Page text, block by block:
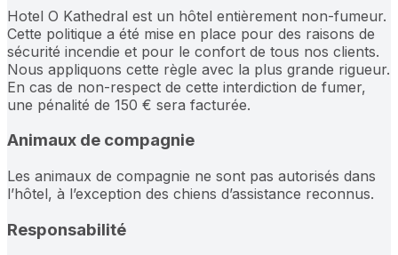
Hotel O Kathedral est un hôtel entièrement non-fumeur.
Cette politique a été mise en place pour des raisons de
sécurité incendie et pour le confort de tous nos clients.
Nous appliquons cette règle avec la plus grande rigueur.
En cas de non-respect de cette interdiction de fumer,
une pénalité de 150 € sera facturée.
Animaux de compagnie
Les animaux de compagnie ne sont pas autorisés dans
l’hôtel, à l’exception des chiens d’assistance reconnus.
Responsabilité